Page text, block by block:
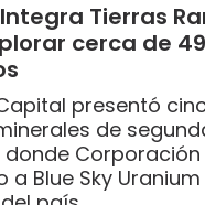
Tierras
cerca de
presentó
de
Corporación
a Blue Sky